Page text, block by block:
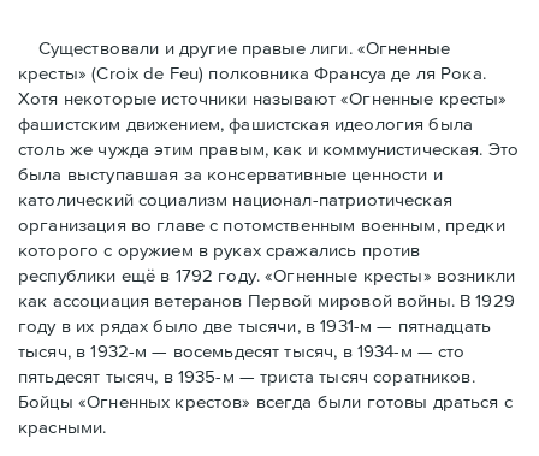
Существовали и другие правые лиги. «Огненные
кресты» (Croix de Feu) полковника Франсуа де ля Рока.
Хотя некоторые источники называют «Огненные крeсты»
фашистским движением, фашистская идеология была
столь же чужда этим правым, как и коммунистическая. Это
была выступавшая за консервативные ценности и
католический социализм национал-патриотическая
организация во главе с потомственным военным, предки
которого с оружием в руках сражались против
республики ещё в 1792 году. «Огненные кресты» возникли
как ассоциация ветеранов Первой мировой войны. В 1929
году в их рядах было две тысячи, в 1931-м — пятнадцать
тысяч, в 1932-м — восемьдесят тысяч, в 1934-м — сто
пятьдесят тысяч, в 1935-м — триста тысяч соратников.
Бойцы «Огненных крестов» всегда были готовы драться с
красными.